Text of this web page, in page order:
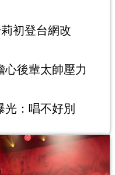
初登台網改
後輩太帥壓力
：唱不好別